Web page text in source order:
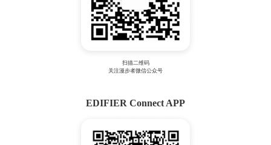
扫描二维码
关注漫步者微信公众号
EDIFIER Connect APP